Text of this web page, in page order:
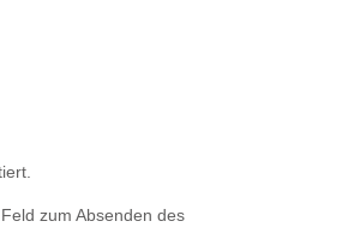
zum Absenden des